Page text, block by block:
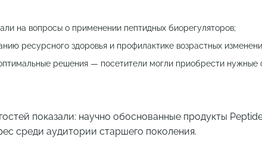
на вопросы о применении пептидных биорегуляторов;
ресурсного здоровья и профилактике возрастных
решения — посетители могли приобрести нужные
показали: научно обоснованные продукты
среди аудитории старшего поколения.